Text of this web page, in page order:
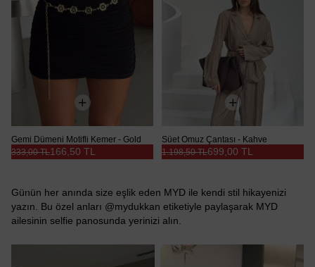
Gemi Dümeni Motifli Kemer - Gold
166,50 TL
333,00 TL
Süet Omuz Çantası - Kahve
699,00 TL
1.198,50 TL
Günün her anında size eşlik eden MYD ile kendi stil hikayenizi
yazın. Bu özel anları @mydukkan etiketiyle paylaşarak MYD
ailesinin selfie panosunda yerinizi alın.